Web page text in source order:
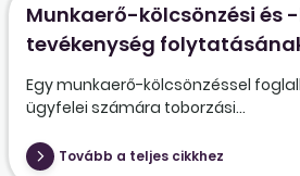
Munkaerő-kölcsönzési és
tevékenység
Egy munkaerő-kölcsönzéssel
ügyfelei számára toborzási...
Tovább a teljes cikkhez